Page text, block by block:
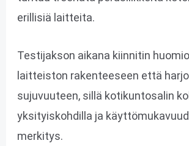
erillisiä laitteita.
Testijakson aikana kiinnitin
laitteiston rakenteeseen että
sujuvuuteen, sillä kotikuntosalin
yksityiskohdilla ja
merkitys.